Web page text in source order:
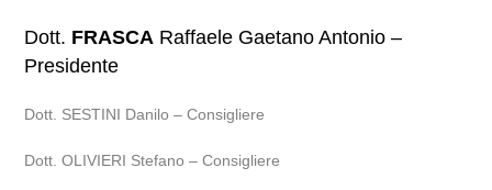
Dott. FRASCA Raffaele Gaetano Antonio –
Presidente
Dott. SESTINI Danilo – Consigliere
Dott. OLIVIERI Stefano – Consigliere